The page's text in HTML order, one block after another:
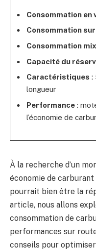
Consommation en
Consommation
Consommation
Capacité du
Caractéristiques :
longueur
Performance:
l’économie de
À la recherche d’un
économie de carburant
pourrait bien être la
article, nous allons
consommation de
performances sur
conseils pour